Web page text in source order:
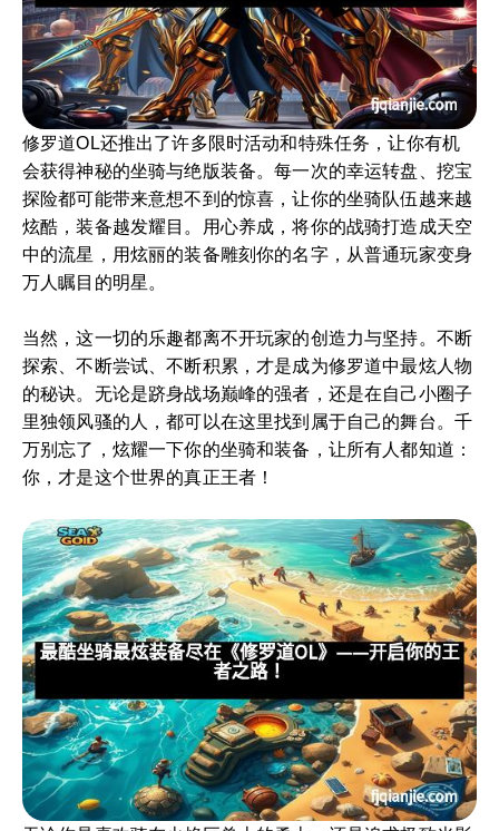
修罗道OL还推出了许多限时活动和特殊任务，让你有机
会获得神秘的坐骑与绝版装备。每一次的幸运转盘、挖宝
探险都可能带来意想不到的惊喜，让你的坐骑队伍越来越
炫酷，装备越发耀目。用心养成，将你的战骑打造成天空
中的流星，用炫丽的装备雕刻你的名字，从普通玩家变身
万人瞩目的明星。
当然，这一切的乐趣都离不开玩家的创造力与坚持。不断
探索、不断尝试、不断积累，才是成为修罗道中最炫人物
的秘诀。无论是跻身战场巅峰的强者，还是在自己小圈子
里独领风骚的人，都可以在这里找到属于自己的舞台。千
万别忘了，炫耀一下你的坐骑和装备，让所有人都知道：
你，才是这个世界的真正王者！